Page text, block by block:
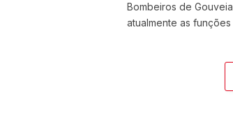
Bombeiros de
atualmente as